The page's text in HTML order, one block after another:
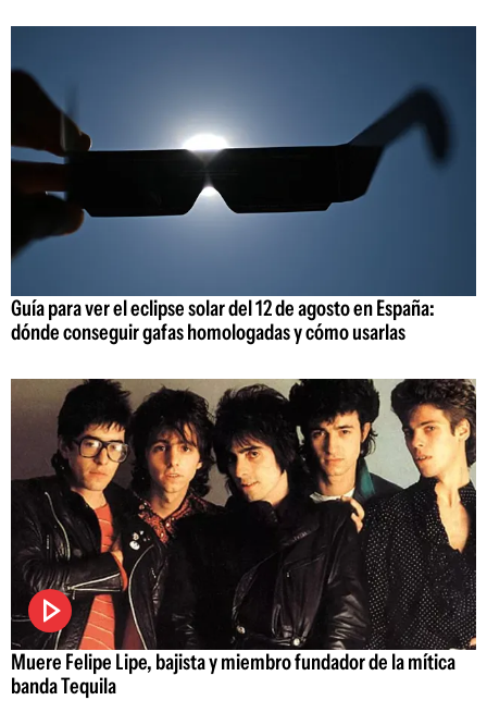
Guía para ver el eclipse solar del 12 de agosto en España:
dónde conseguir gafas homologadas y cómo usarlas
Muere Felipe Lipe, bajista y miembro fundador de la mítica
banda Tequila